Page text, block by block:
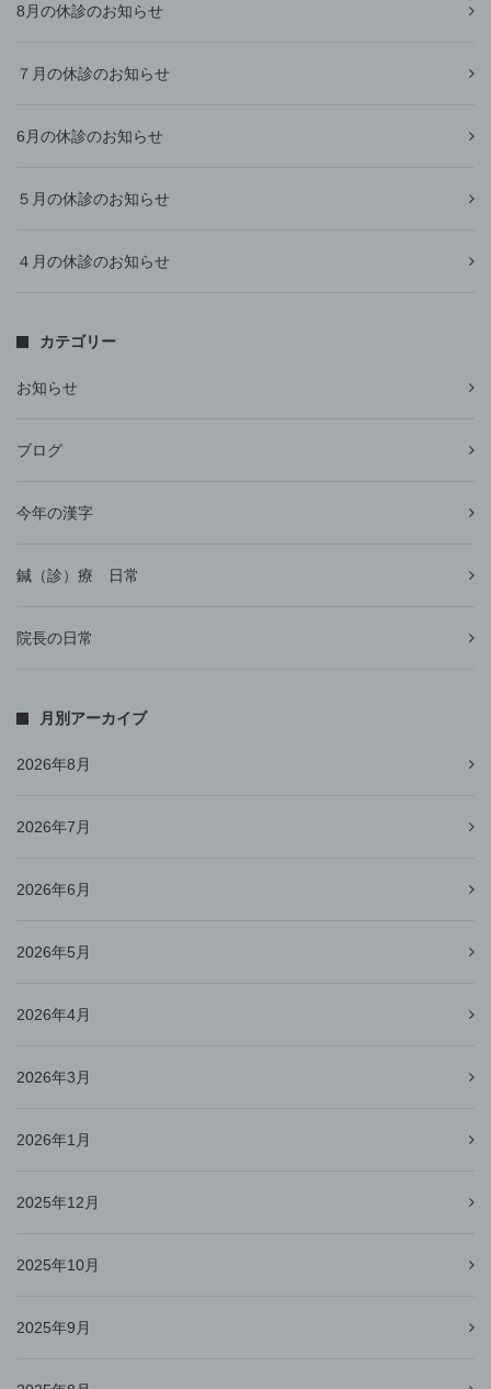
8月の休診のお知らせ
７月の休診のお知らせ
6月の休診のお知らせ
５月の休診のお知らせ
４月の休診のお知らせ
カテゴリー
お知らせ
ブログ
今年の漢字
鍼（診）療 日常
院長の日常
月別アーカイブ
2026年8月
2026年7月
2026年6月
2026年5月
2026年4月
2026年3月
2026年1月
2025年12月
2025年10月
2025年9月